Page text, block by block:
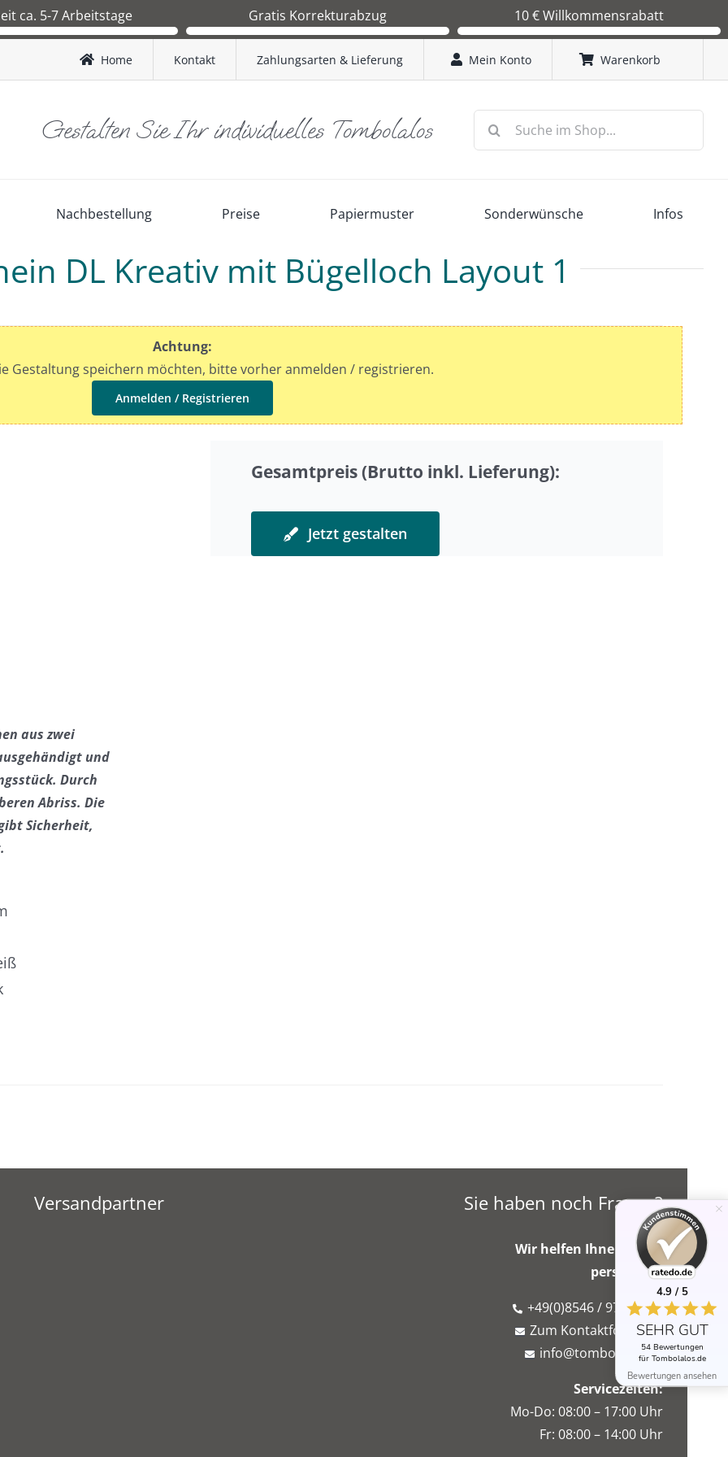
ca. 5-7 Arbeitstage
Druckfreigabe ca.1-2 Arbeitstage.
BRD ca. 3-4 Werktage.
AT ca. 4-5 Werktage.
Gratis Korrekturabzug
Sie erhalten nach Bestelleingang in Kürze einen
Korrekturabzug zur Kontrolle. Erst wenn dieser von
Ihnen freigegeben wird, starten wir mit der
10 € Willkommensrabatt
Sie erhalten bei Ihrer Erstbestellung einen 10 €
Gutschein. Code: TombolaLos2026
Home Kontakt Zahlungsarten & Lieferung Mein Konto Warenkorb
Gestalten Sie Ihr individuelles Tombolalos
Suche
nach:
Nachbestellung Preise Papiermuster Sonderwünsche Infos
DL Kreativ mit Bügelloch Layout 1
Achtung:
Gestaltung speichern möchten, bitte vorher anmelden / registrieren.
Anmelden / Registrieren
aus zwei
und
Durch
Abriss. Die
Sicherheit,
Gesamtpreis (Brutto inkl. Lieferung):
Jetzt gestalten
Versandpartner Sie haben noch Fragen?
Wir helfen Ihnen gerne
persönlich!
+49(0)8546 / 975 766 7
Zum Kontaktformular
info@tombolalos.de
Servicezeiten:
Mo-Do: 08:00 – 17:00 Uhr
Fr: 08:00 – 14:00 Uhr
4.9 / 5
SEHR GUT
54 Bewertungen
für Tombolalos.de
Bewertungen ansehen